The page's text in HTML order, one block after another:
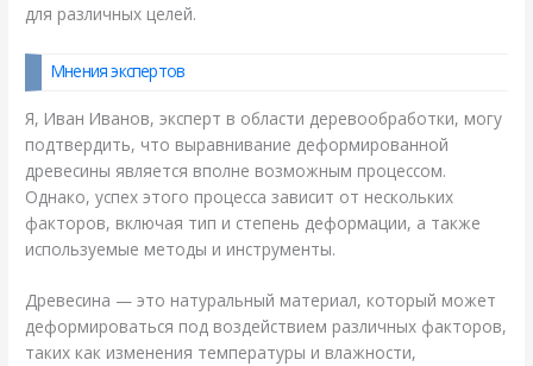
для различных целей.
Мнения экспертов
Я, Иван Иванов, эксперт в области деревообработки, могу
подтвердить, что выравнивание деформированной
древесины является вполне возможным процессом.
Однако, успех этого процесса зависит от нескольких
факторов, включая тип и степень деформации, а также
используемые методы и инструменты.
Древесина — это натуральный материал, который может
деформироваться под воздействием различных факторов,
таких как изменения температуры и влажности,